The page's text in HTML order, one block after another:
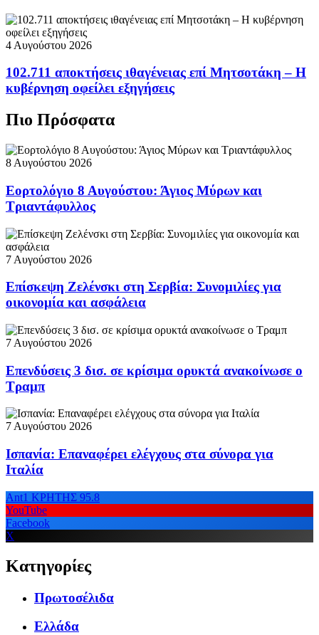
4 Αυγούστου 2026
102.711 αποκτήσεις ιθαγένειας επί Μητσοτάκη – Η
κυβέρνηση οφείλει εξηγήσεις
Πιο Πρόσφατα
8 Αυγούστου 2026
Εορτολόγιο 8 Αυγούστου: Άγιος Μύρων και
Τριαντάφυλλος
7 Αυγούστου 2026
Επίσκεψη Ζελένσκι στη Σερβία: Συνομιλίες για
οικονομία και ασφάλεια
7 Αυγούστου 2026
Επενδύσεις 3 δισ. σε κρίσιμα ορυκτά ανακοίνωσε ο
Τραμπ
7 Αυγούστου 2026
Ισπανία: Επαναφέρει ελέγχους στα σύνορα για
Ιταλία
Ant1 ΚΡΗΤΗΣ 95.8
YouTube
Facebook
X
Κατηγορίες
Πρωτοσέλιδα
Ελλάδα